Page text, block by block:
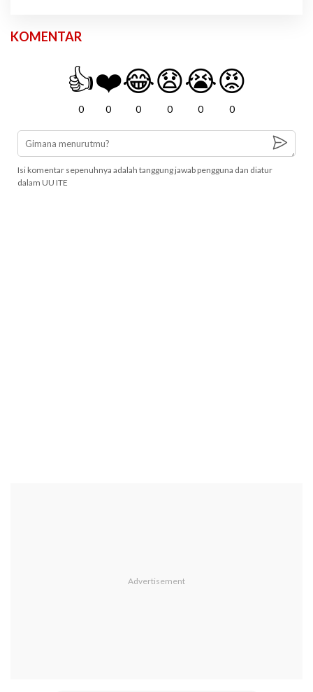
KOMENTAR
👍
0
❤️
0
😂
0
😧
0
😭
0
😡
0
Isi komentar sepenuhnya adalah tanggung jawab pengguna dan diatur
dalam UU ITE